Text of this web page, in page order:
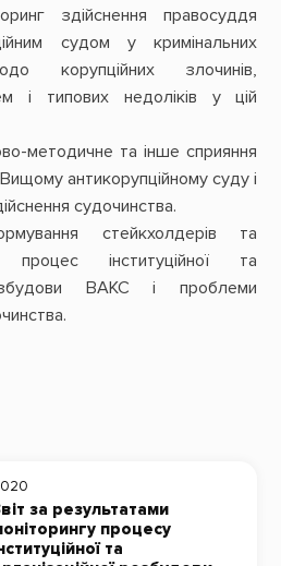
здійснення правосуддя
судом у кримінальних
корупційних злочинів,
і типових недоліків у цій
методичне та інше сприяння
антикорупційному суду і
судочинства.
стейкхолдерів та
процес інституційної та
ВАКС і проблеми
за результатами
процесу
та